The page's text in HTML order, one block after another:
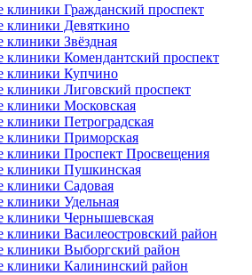
клиники Гражданский проспект
клиники Девяткино
клиники Звёздная
клиники Комендантский проспект
клиники Купчино
клиники Лиговский проспект
клиники Московская
клиники Петроградская
клиники Приморская
клиники Проспект Просвещения
клиники Пушкинская
клиники Садовая
клиники Удельная
клиники Чернышевская
клиники Василеостровский район
клиники Выборгский район
клиники Калининский район